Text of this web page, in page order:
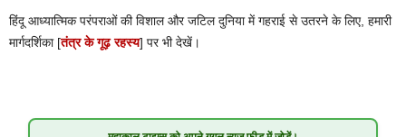
हिंदू आध्यात्मिक परंपराओं की विशाल और जटिल दुनिया में गहराई से उतरने के लिए, हमारी
मार्गदर्शिका [तंत्र के गूढ़ रहस्य] पर भी देखें।